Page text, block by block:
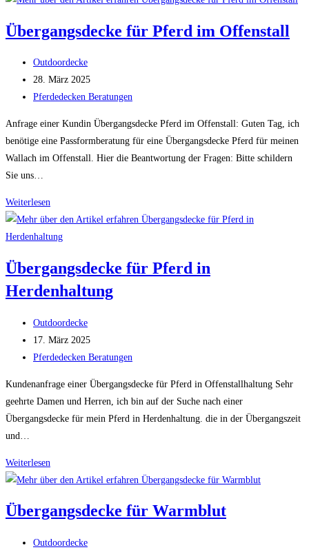
Übergangsdecke für Pferd im Offenstall
Beitrags-
Autor:
Outdoordecke
Beitrag
veröffentlicht:
28. März 2025
Beitrags-
Pferdedecken Beratungen
Anfrage einer Kundin Übergangsdecke Pferd im Offenstall: Guten Tag, ich
benötige eine Passformberatung für eine Übergangsdecke Pferd für meinen
Wallach im Offenstall. Hier die Beantwortung der Fragen: Bitte schildern
Sie uns…
Weiterlesen
für
Pferd
Offenstall
Übergangsdecke für Pferd in
Herdenhaltung
Beitrags-
Autor:
Outdoordecke
Beitrag
veröffentlicht:
17. März 2025
Beitrags-
Pferdedecken Beratungen
Kundenanfrage einer Übergangsdecke für Pferd in Offenstallhaltung Sehr
geehrte Damen und Herren, ich bin auf der Suche nach einer
Übergangsdecke für mein Pferd in Herdenhaltung. die in der Übergangszeit
und…
Weiterlesen
für
in
Übergangsdecke für Warmblut
Beitrags-
Outdoordecke